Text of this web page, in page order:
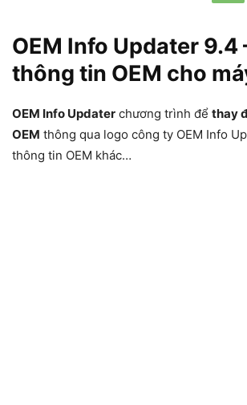
OEM Info Updater 9.4
thông tin OEM cho
OEM Info Updater chương trình để thay
OEM thông qua logo công ty OEM Info
thông tin OEM khác…